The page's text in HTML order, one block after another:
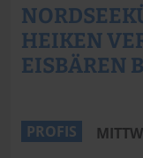
HEIKEN
EISBÄREN
PROFIS